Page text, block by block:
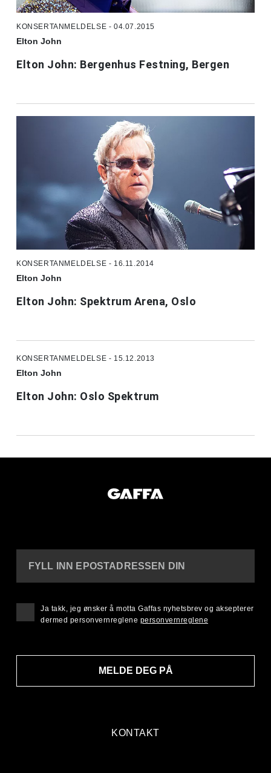
KONSERTANMELDELSE - 04.07.2015
Elton John
Elton John: Bergenhus Festning, Bergen
KONSERTANMELDELSE - 16.11.2014
Elton John
Elton John: Spektrum Arena, Oslo
KONSERTANMELDELSE - 15.12.2013
Elton John
Elton John: Oslo Spektrum
KONTAKT
FYLL INN EPOSTADRESSEN DIN
MELDE DEG PÅ
Ja takk, jeg ønsker å motta Gaffas nyhetsbrev og aksepterer
dermed personvernreglene personvernreglene